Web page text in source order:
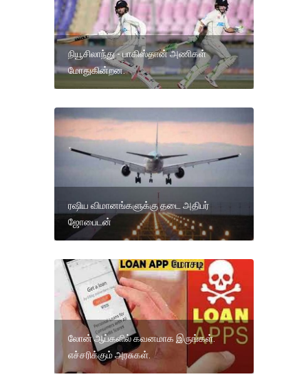
நியூசிலாந்து - பாகிஸ்தான் அணிகள்
மோதுகின்றன.
ரஷிய விமானங்களுக்கு தடை அதிபர்
ஜோபைடன்
லோன் ஆப்களில் கவனமாக இருங்கள்.
எச்சரிக்கும் அரசுகள்.